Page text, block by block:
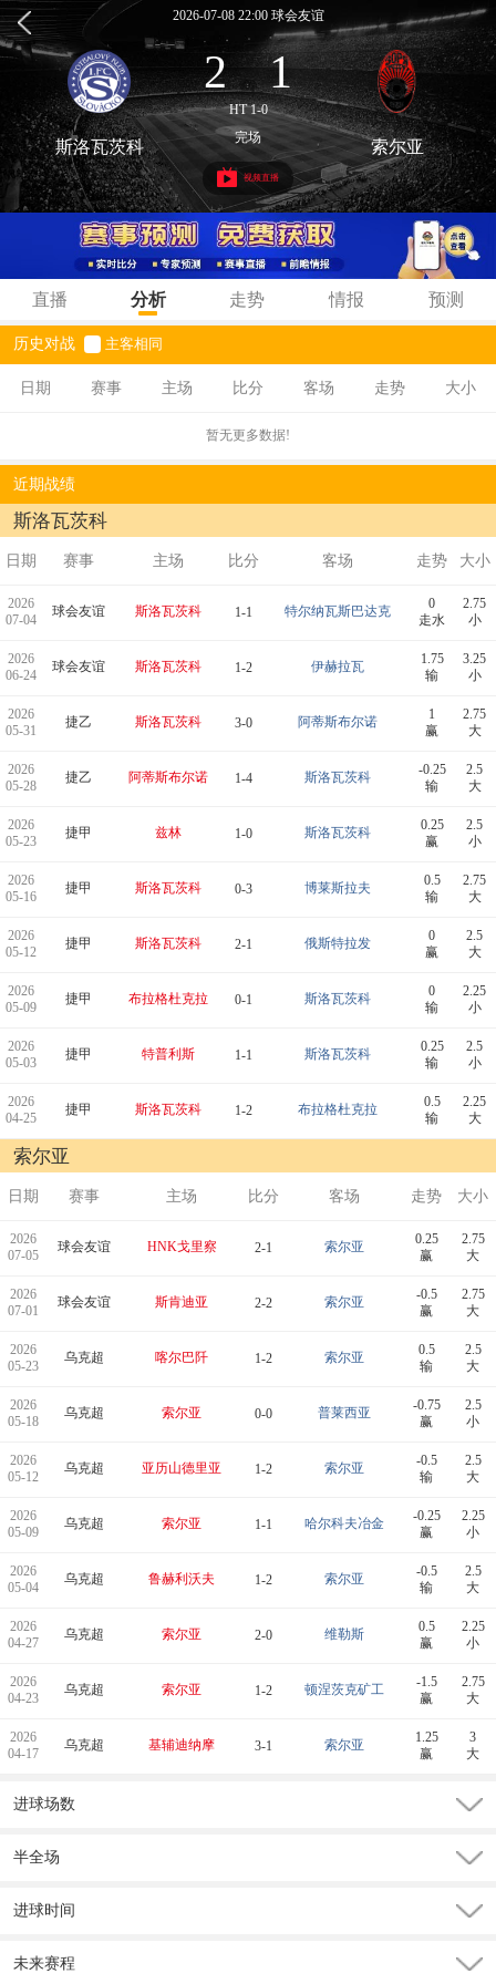
2026-07-08 22:00 球会友谊
2 : 1
HT 1-0
斯洛瓦茨科 完场 索尔亚
视频直播
直播 分析 走势 情报 预测
历史对战 主客相同
日期 赛事 主场 比分 客场 走势 大小
暂无更多数据!
近期战绩
斯洛瓦茨科
日期 赛事 主场 比分 客场 走势 大小
2026
07-04
球会友谊 斯洛瓦茨科 1-1 特尔纳瓦斯巴达克
0
走水
2.75
小
2026
06-24
球会友谊 斯洛瓦茨科 1-2 伊赫拉瓦
1.75
输
3.25
小
2026
05-31
捷乙 斯洛瓦茨科 3-0 阿蒂斯布尔诺
1
赢
2.75
大
2026
05-28
捷乙 阿蒂斯布尔诺 1-4 斯洛瓦茨科
-0.25
输
2.5
大
2026
05-23
捷甲 兹林 1-0 斯洛瓦茨科
0.25
赢
2.5
小
2026
05-16
捷甲 斯洛瓦茨科 0-3 博莱斯拉夫
0.5
输
2.75
大
2026
05-12
捷甲 斯洛瓦茨科 2-1 俄斯特拉发
0
赢
2.5
大
2026
05-09
捷甲 布拉格杜克拉 0-1 斯洛瓦茨科
0
输
2.25
小
2026
05-03
捷甲 特普利斯 1-1 斯洛瓦茨科
0.25
输
2.5
小
2026
04-25
捷甲 斯洛瓦茨科 1-2 布拉格杜克拉
0.5
输
2.25
大
索尔亚
日期 赛事 主场 比分 客场 走势 大小
2026
07-05
球会友谊 HNK戈里察 2-1 索尔亚
0.25
赢
2.75
大
2026
07-01
球会友谊 斯肯迪亚 2-2 索尔亚
-0.5
赢
2.75
大
2026
05-23
乌克超 喀尔巴阡 1-2 索尔亚
0.5
输
2.5
大
2026
05-18
乌克超 索尔亚 0-0 普莱西亚
-0.75
赢
2.5
小
2026
05-12
乌克超 亚历山德里亚 1-2 索尔亚
-0.5
输
2.5
大
2026
05-09
乌克超 索尔亚 1-1 哈尔科夫冶金
-0.25
赢
2.25
小
2026
05-04
乌克超 鲁赫利沃夫 1-2 索尔亚
-0.5
输
2.5
大
2026
04-27
乌克超 索尔亚 2-0 维勒斯
0.5
赢
2.25
小
2026
04-23
乌克超 索尔亚 1-2 顿涅茨克矿工
-1.5
赢
2.75
大
2026
04-17
乌克超 基辅迪纳摩 3-1 索尔亚
1.25
赢
3
大
进球场数
半全场
进球时间
未来赛程